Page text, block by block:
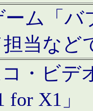
ーム「
当など
・ビデ
for X1」